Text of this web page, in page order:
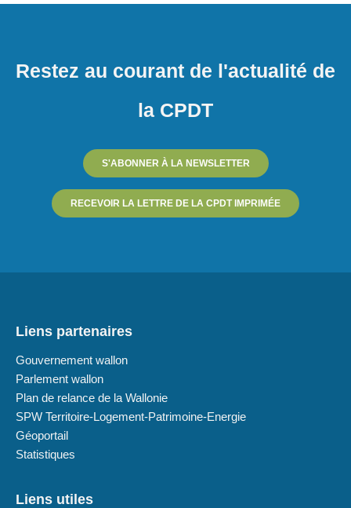
Restez au courant de l'actualité de
la CPDT
S'ABONNER À LA NEWSLETTER
RECEVOIR LA LETTRE DE LA CPDT IMPRIMÉE
Liens partenaires
Gouvernement wallon
Parlement wallon
Plan de relance de la Wallonie
SPW Territoire-Logement-Patrimoine-Energie
Géoportail
Statistiques
Liens utiles